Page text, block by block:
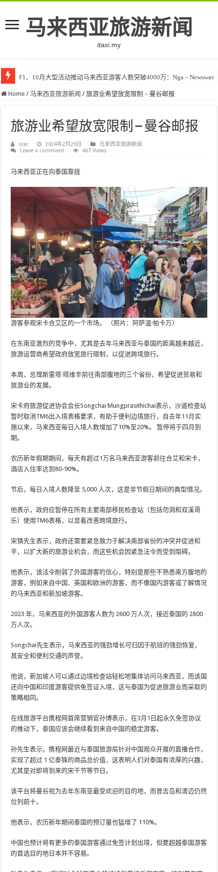
马来西亚旅游新闻
itaxi.my
F1、10月大型活动推动马来西亚游客人数突破4000万：Nga – Newswav
Home / 马来西亚旅游新闻 / 旅游业希望放宽限制 – 曼谷邮报
旅游业希望放宽限制 – 曼谷邮报
star 2024年2月29日
马来西亚旅游新闻
Leave a comment
467 Views
马来西亚正在向泰国靠拢
游客参观宋卡合艾区的一个市场。 （照片：阿萨温·帕卡万）
在东南亚激烈的竞争中，尤其是去年马来西亚与泰国的距离越来越近，
旅游运营商希望政府放宽旅行限制，以促进跨境旅行。
本周，总理斯雷塔·塔维辛前往南部腹地的三个省份，希望促进贸易和
旅游业的发展。
宋卡府旅游促进协会会长Songchai Mungprasithichai表示，沙道检查站
暂时取消TM6出入境表格要求，有助于便利边境旅行，自去年11月实
施以来，马来西亚每日入境人数增加了10%至20%。 暂停将于四月到
期。
农历新年假期期间，每天有超过1万名马来西亚游客前往合艾和宋卡，
酒店入住率达到80-90%。
节后，每日入境人数降至 5,000 人次，这是非节假日期间的典型情况。
他表示，政府应暂停在所有主要南部移民检查站（包括勿洞和双溪哥
乐）使用TM6表格，以显着改善跨境旅行。
宋猜先生表示，政府还需要紧急致力于解决南部省份的冲突并促进和
平，以扩大新的旅游业机会，而这些机会因紧急法令而受到阻碍。
他表示，该法令削弱了外国游客的信心，特别是那些不熟悉南方腹地的
游客，例如来自中国、英国和欧洲的游客，而不像国内游客或了解情况
的马来西亚和新加坡游客。
2023 年，马来西亚的外国游客人数为 2600 万人次，接近泰国的 2800
万人次。
Songchai先生表示，马来西亚的强劲增长可归因于航班的强劲恢复、
其安全和便利交通的声誉。
他说，新加坡人可以通过边境检查站轻松地集体访问马来西亚，而该国
还向中国和印度游客提供免签证入境，这与泰国为促进旅游业而采取的
策略相同。
在线旅游平台携程网首席营销官孙博表示，在3月1日起永久免签协议
的推动下，泰国应该会继续看到来自中国的稳定游客。
孙先生表示，携程网最近与泰国旅游局针对中国观众开展的直播合作，
实现了超过 1 亿泰铢的商品总价值，这表明人们对泰国有浓厚的兴趣，
尤其是对即将到来的宋干节等节日。
该平台将曼谷视为去年东南亚最受欢迎的目的地，而普吉岛和清迈仍然
位列前十。
他表示，农历新年期间泰国的预订量也猛增了 110%。
中国也预计将有更多的泰国游客通过免签计划出境，但要超越泰国游客
的首选目的地日本并不容易。